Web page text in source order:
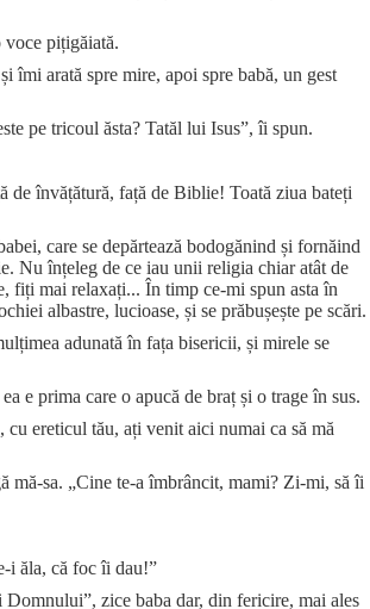
pițigăiată.
îmi arată spre mire, apoi spre babă, un gest
pe tricoul ăsta? Tatăl lui Isus”, îi spun.
de învățătură, față de Biblie! Toată ziua bateți
care se depărtează bodogănind și fornăind
Nu înțeleg de ce iau unii religia chiar atât de
fiți mai relaxați... În timp ce-mi spun asta în
albastre, lucioase, și se prăbușește pe scări.
adunată în fața bisericii, și mirele se
e prima care o apucă de braț și o trage în sus.
ereticul tău, ați venit aici numai ca să mă
mă-sa. „Cine te-a îmbrâncit, mami? Zi-mi, să îi
i ăla, că foc îi dau!”
zice baba dar, din fericire, mai ales